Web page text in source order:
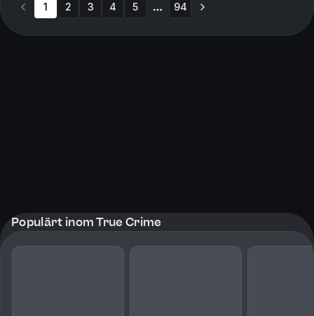
1 2 3 4 5 94
Populärt inom True Crime